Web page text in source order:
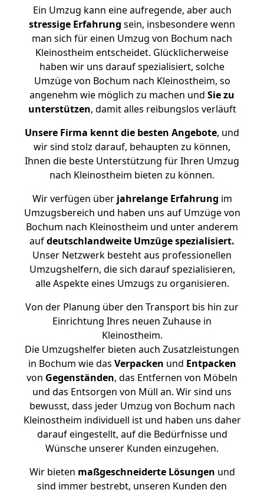
Ein Umzug kann eine aufregende, aber auch
stressige Erfahrung sein, insbesondere wenn
man sich für einen Umzug von Bochum nach
Kleinostheim entscheidet. Glücklicherweise
haben wir uns darauf spezialisiert, solche
Umzüge von Bochum nach Kleinostheim, so
angenehm wie möglich zu machen und Sie zu
unterstützen, damit alles reibungslos verläuft
Unsere Firma kennt die besten Angebote, und
wir sind stolz darauf, behaupten zu können,
Ihnen die beste Unterstützung für Ihren Umzug
nach Kleinostheim bieten zu können.
Wir verfügen überjahrelange Erfahrung im
Umzugsbereich und haben uns auf Umzüge von
Bochum nach Kleinostheim und unter anderem
aufdeutschlandweite Umzüge spezialisiert.
Unser Netzwerk besteht aus professionellen
Umzugshelfern, die sich darauf spezialisieren,
alle Aspekte eines Umzugs zu organisieren.
Von der Planung über den Transport bis hin zur
Einrichtung Ihres neuen Zuhause in
Kleinostheim.
Die Umzugshelfer bieten auch Zusatzleistungen
in Bochum wie das Verpacken und Entpacken
von Gegenständen, das Entfernen von Möbeln
und das Entsorgen von Müll an. Wir sind uns
bewusst, dass jeder Umzug von Bochum nach
Kleinostheim individuell ist und haben uns daher
darauf eingestellt, auf die Bedürfnisse und
Wünsche unserer Kunden einzugehen.
Wir bieten maßgeschneiderte Lösungen und
sind immer bestrebt, unseren Kunden den